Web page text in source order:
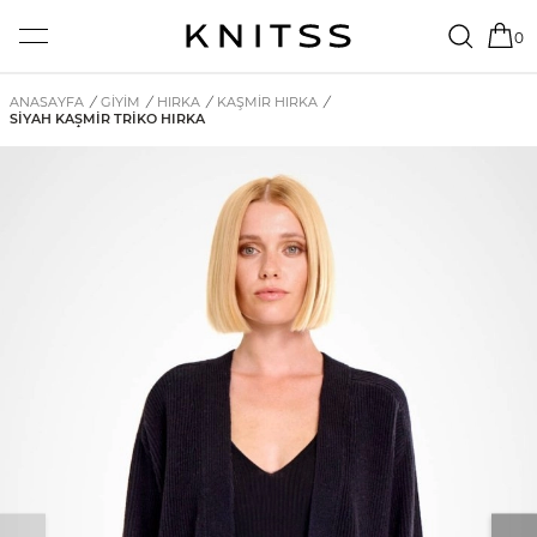
0
ANASAYFA / GİYİM / HIRKA / KAŞMIR HIRKA /
SIYAH KAŞMIR TRIKO HIRKA